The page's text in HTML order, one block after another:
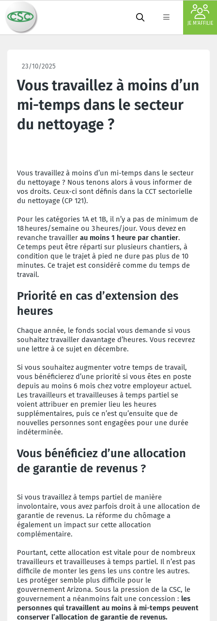
JE M'AFFILIE
23/10/2025
Vous travaillez à moins d’un
mi-temps dans le secteur
du nettoyage ?
Vous travaillez à moins d’un mi-temps dans le secteur
du nettoyage ? Nous tenons alors à vous informer de
vos droits. Ceux-ci sont définis dans la CCT sectorielle
du nettoyage (CP 121).
Pour les catégories 1A et 1B, il n’y a pas de minimum de
18 heures/semaine ou 3 heures/jour. Vous devez en
revanche travailler au moins 1 heure par chantier.
Ce temps peut être réparti sur plusieurs chantiers, à
condition que le trajet à pied ne dure pas plus de 10
minutes. Ce trajet est considéré comme du temps de
travail.
Priorité en cas d’extension des
heures
Chaque année, le fonds social vous demande si vous
souhaitez travailler davantage d’heures. Vous recevrez
une lettre à ce sujet en décembre.
Si vous souhaitez augmenter votre temps de travail,
vous bénéficierez d’une priorité si vous êtes en poste
depuis au moins 6 mois chez votre employeur actuel.
Les travailleurs et travailleuses à temps partiel se
voient attribuer en premier lieu les heures
supplémentaires, puis ce n’est qu’ensuite que de
nouvelles personnes sont engagées pour une durée
indéterminée.
Vous bénéficiez d’une allocation
de garantie de revenus ?
Si vous travaillez à temps partiel de manière
involontaire, vous avez parfois droit à une allocation de
garantie de revenus. La réforme du chômage a
également un impact sur cette allocation
complémentaire.
Pourtant, cette allocation est vitale pour de nombreux
travailleurs et travailleuses à temps partiel. Il n’est pas
difficile de monter les gens les uns contre les autres.
Les protéger semble plus difficile pour le
gouvernement Arizona. Sous la pression de la CSC, le
gouvernement a néanmoins fait une concession : les
personnes qui travaillent au moins à mi-temps peuvent
conserver l’allocation de garantie de revenus.